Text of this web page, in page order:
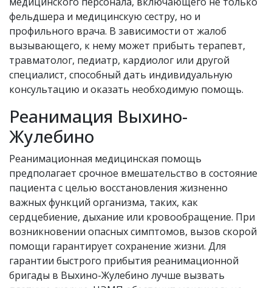
фельдшера и медицинскую сестру, но и
профильного врача. В зависимости от жалоб
вызывающего, к нему может прибыть терапевт,
травматолог, педиатр, кардиолог или другой
специалист, способный дать индивидуальную
консультацию и оказать необходимую помощь.
Реанимация Выхино-
Жулебино
Реанимационная медицинская помощь
предполагает срочное вмешательство в состояние
пациента с целью восстановления жизненно
важных функций организма, таких, как
сердцебиение, дыхание или кровообращение. При
возникновении опасных симптомов, вызов скорой
помощи гарантирует сохранение жизни. Для
гарантии быстрого прибытия реанимационной
бригады в Выхино-Жулебино лучше вызвать